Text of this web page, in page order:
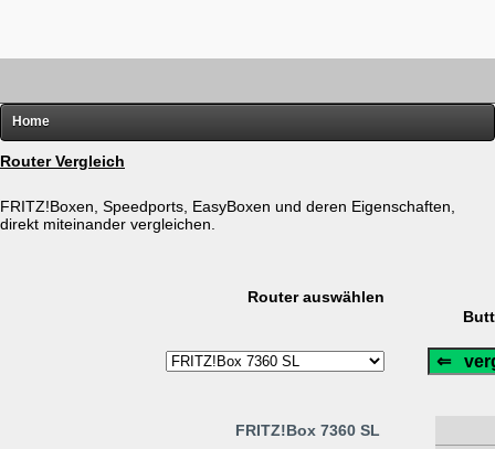
Home
FRITZ!
Hardware
Router Vergleich
FRITZ!Boxen, Speedports, EasyBoxen und deren Eigenschaften,
direkt miteinander vergleichen.
Router auswählen
FRITZ!Box 7360 SL